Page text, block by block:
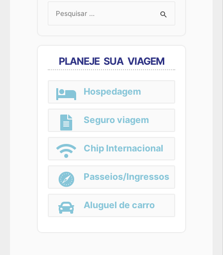
Search
PLANEJE SUA VIAGEM
Hospedagem
Seguro viagem
Chip Internacional
Passeios/Ingressos
Aluguel de carro